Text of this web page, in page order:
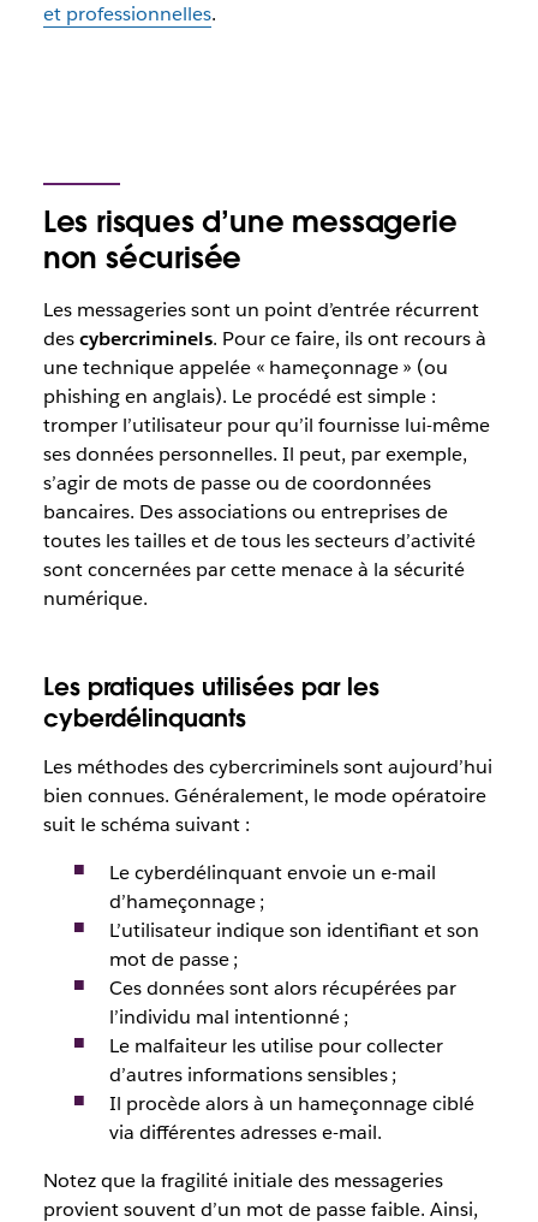
et professionnelles.
Les risques d’une messagerie
non sécurisée
Les messageries sont un point d’entrée récurrent
descybercriminels. Pour ce faire, ils ont recours à
une technique appelée « hameçonnage » (ou
phishingen anglais). Le procédé est simple :
tromper l’utilisateur pour qu’il fournisse lui-même
ses données personnelles. Il peut, par exemple,
s’agir de mots de passe ou de coordonnées
bancaires. Des associations ou entreprises de
toutes les tailles et de tous les secteurs d’activité
sont concernées par cette menace à la sécurité
numérique.
Les pratiques utilisées par les
cyberdélinquants
Les méthodes des cybercriminels sont aujourd’hui
bien connues. Généralement, le mode opératoire
suit le schéma suivant :
Le cyberdélinquant envoie un e-mail
d’hameçonnage ;
L’utilisateur indique son identifiant et son
mot de passe ;
Ces données sont alors récupérées par
l’individu mal intentionné ;
Le malfaiteur les utilise pour collecter
d’autres informations sensibles ;
Il procède alors à un hameçonnage ciblé
via différentes adresses e-mail.
Notez que la fragilité initiale des messageries
provient souvent d’un mot de passe faible. Ainsi,